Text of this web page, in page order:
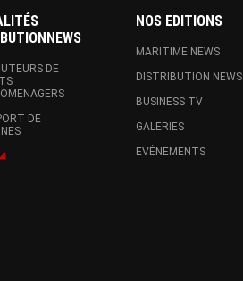
DE
DE
NOS EDITIONS
MARITIME NEWS
DISTRIBUTION NEWS
BUSINESS TV
GALERIES
EVÉNEMENTS